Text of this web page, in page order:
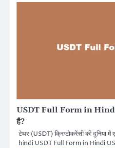
USDT Full Form in Hindi
है?
टेथर (USDT) क्रिप्टोकरेंसी की दुनिया
hindi USDT Full Form in Hindi